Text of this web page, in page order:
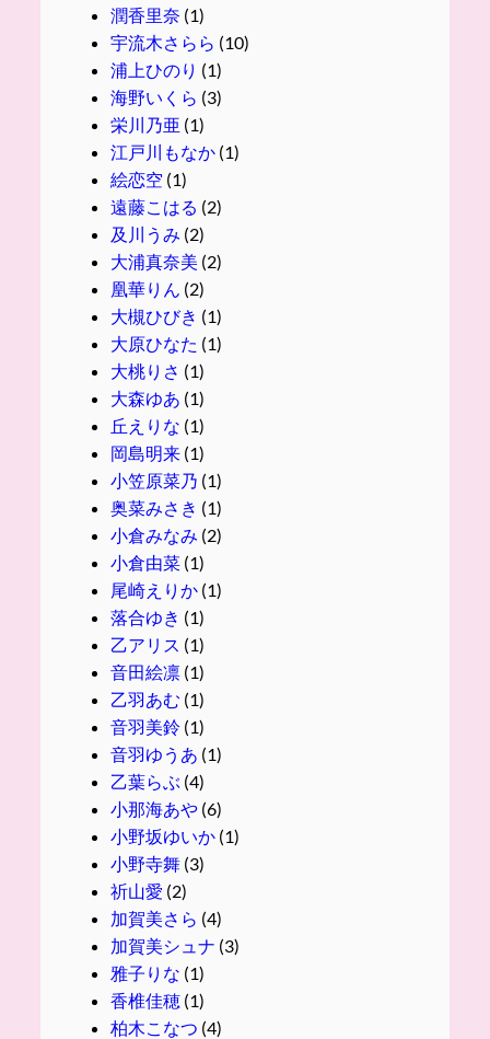
潤香里奈 (1)
宇流木さらら (10)
浦上ひのり (1)
海野いくら (3)
栄川乃亜 (1)
江戸川もなか(1)
絵恋空 (1)
遠藤こはる (2)
及川うみ (2)
大浦真奈美 (2)
凰華りん (2)
大槻ひびき (1)
大原ひなた (1)
大桃りさ (1)
大森ゆあ (1)
丘えりな (1)
岡島明来(1)
小笠原菜乃 (1)
奥菜みさき (1)
小倉みなみ (2)
小倉由菜(1)
尾崎えりか(1)
落合ゆき (1)
乙アリス (1)
音田絵凛(1)
乙羽あむ (1)
音羽美鈴(1)
音羽ゆうあ (1)
乙葉らぶ (4)
小那海あや(6)
小野坂ゆいか(1)
小野寺舞(3)
祈山愛 (2)
加賀美さら (4)
加賀美シュナ (3)
雅子りな (1)
香椎佳穂(1)
柏木こなつ (4)